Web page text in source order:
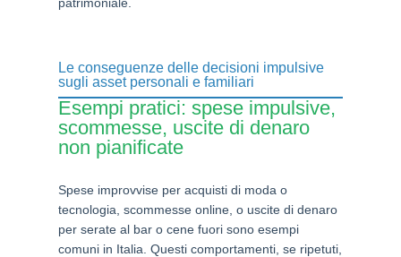
Le conseguenze delle decisioni impulsive
sugli asset personali e familiari
Esempi pratici: spese impulsive,
scommesse, uscite di denaro
non pianificate
Spese improvvise per acquisti di moda o
tecnologia, scommesse online, o uscite di denaro
per serate al bar o cene fuori sono esempi
comuni in Italia. Questi comportamenti, se ripetuti,